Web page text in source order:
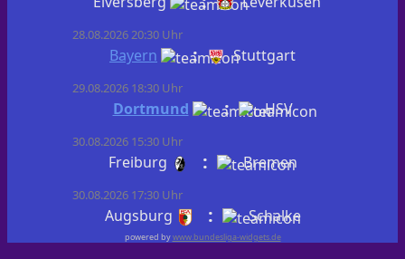
28.08.2026 20:30 Uhr
Bayern : Stuttgart
29.08.2026 18:30 Uhr
Dortmund : HSV
30.08.2026 15:30 Uhr
Freiburg : Bremen
30.08.2026 17:30 Uhr
Augsburg : Schalke
powered bywww.bundesliga-widgets.de